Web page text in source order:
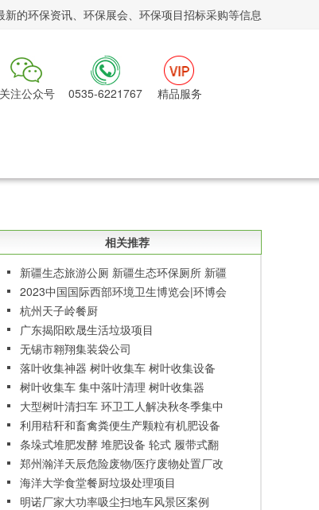
新的环保资讯、环保展会、环保项目招标采购等信息
关注公众号 0535-6221767 精品服务
相关推荐
新疆生态旅游公厕 新疆生态环保厕所 新疆
移动厕所制造商
2023中国国际西部环境卫生博览会|环博会
杭州天子岭餐厨
广东揭阳欧晟生活垃圾项目
无锡市翱翔集装袋公司
落叶收集神器 树叶收集车 树叶收集设备
树叶收集车 集中落叶清理 树叶收集器
大型树叶清扫车 环卫工人解决秋冬季集中
落叶清扫
利用秸秆和畜禽粪便生产颗粒有机肥设备
条垛式堆肥发酵 堆肥设备 轮式 履带式翻
堆机有机肥设备
郑州瀚洋天辰危险废物/医疗废物处置厂改
扩建项目
海洋大学食堂餐厨垃圾处理项目
明诺厂家大功率吸尘扫地车风景区案例